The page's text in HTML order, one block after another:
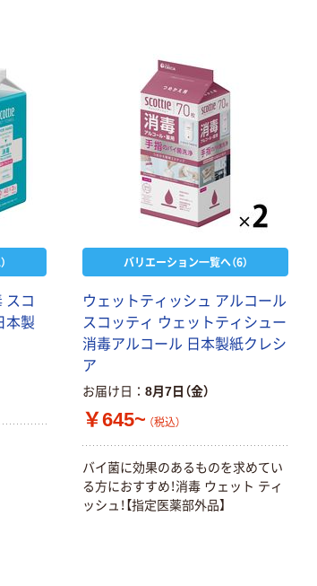
スコ
本製
バリエーション一覧へ（6）
ウェットティッシュ アルコール
スコッティ ウェットティシュー
消毒アルコール 日本製紙クレシ
ア
お届け日 8月7日（金）
￥645~ （税込）
バイ菌に効果のあるものを求めてい
る方におすすめ！消毒 ウェット ティ
ッシュ！【指定医薬部外品】